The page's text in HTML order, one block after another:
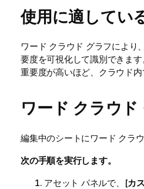
使用に適してい
ワード クラウド グラフにより
要度を可視化して識別できま
重要度が高いほど、クラウド内
ワード クラウ
編集中のシートにワード クラ
次の手順を実行します。
アセット パネルで、[カ